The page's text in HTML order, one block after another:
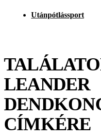
Utánpótlássport
LEANDER
CÍMKÉRE